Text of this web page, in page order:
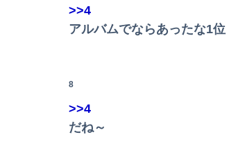
【日向坂46】坂井新奈、単独
>>4
アルバムでならあったな1位
8
>>4
だね～